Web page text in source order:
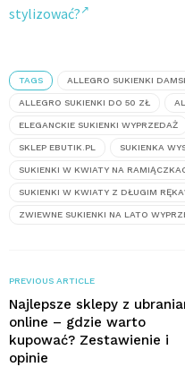
stylizować?
TAGS ALLEGRO SUKIENKI
ALLEGRO SUKIENKI DO 50 ZŁ
ELEGANCKIE SUKIENKI WYPRZEDAŻ
SKLEP EBUTIK.PL SUKIENKA
SUKIENKI W KWIATY NA
SUKIENKI W KWIATY Z DŁUGIM
ZWIEWNE SUKIENKI NA LATO
PREVIOUS ARTICLE
Najlepsze sklepy z
online – gdzie warto
kupować? Zestawienie i
opinie